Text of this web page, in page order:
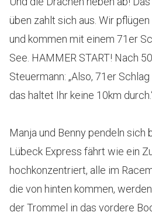
üben zahlt sich aus. Wir
und kommen mit einem 71er
See. HAMMER START! Nach
Steuermann: „Also, 71er
das haltet Ihr keine 10km
Manja und Benny pendeln sich
Lübeck Express fährt wie ein
hochkonzentriert, alle im
die von hinten kommen,
der Trommel in das vordere